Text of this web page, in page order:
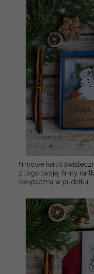
firmowe kartki
z logo twojej firmy
świąteczna w pudełku